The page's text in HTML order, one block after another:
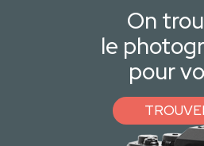
On
le
pour